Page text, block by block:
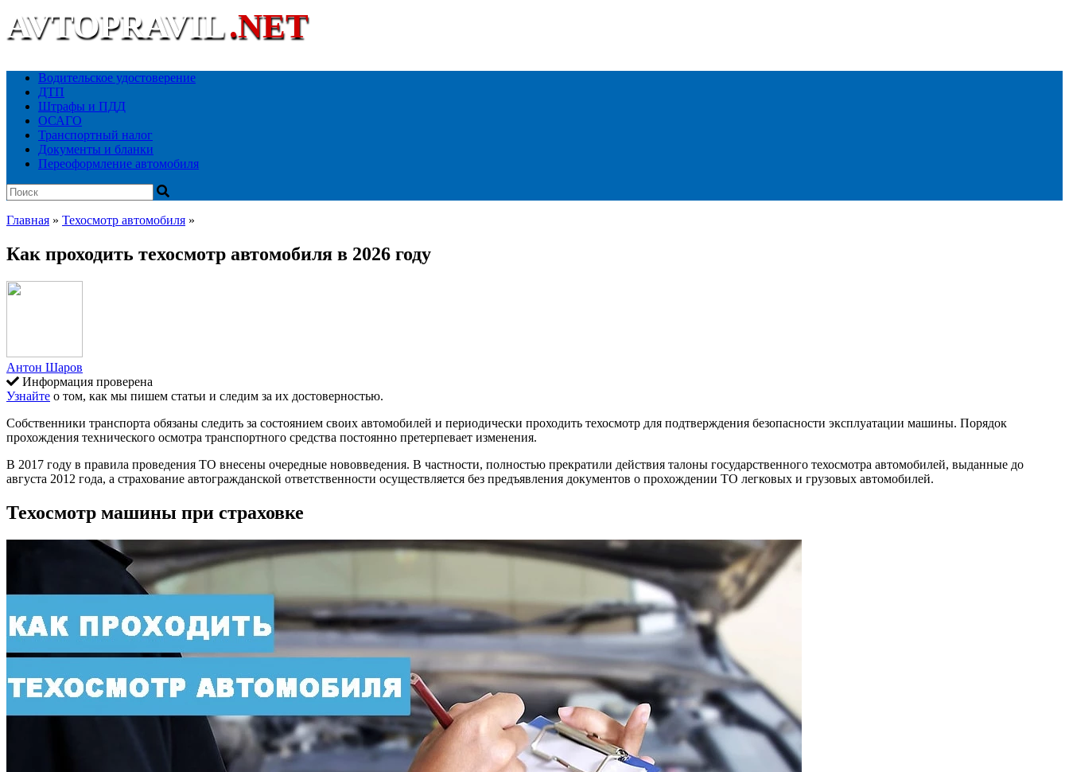
AVTOPRAVIL.NET
Водительское удостоверение
ДТП
Штрафы и ПДД
ОСАГО
Транспортный налог
Документы и бланки
Переоформление автомобиля
Главная » Техосмотр автомобиля »
Как проходить техосмотр автомобиля в 2026 году
Антон Шаров
Информация проверена
Узнайте о том, как мы пишем статьи и следим за их достоверностью.
Собственники транспорта обязаны следить за состоянием своих автомобилей и периодически проходить техосмотр для подтверждения безопасности эксплуатации машины. Порядок
прохождения технического осмотра транспортного средства постоянно претерпевает изменения.
В 2017 году в правила проведения ТО внесены очередные нововведения. В частности, полностью прекратили действия талоны государственного техосмотра автомобилей, выданные до
августа 2012 года, а страхование автогражданской ответственности осуществляется без предъявления документов о прохождении ТО легковых и грузовых автомобилей.
Техосмотр машины при страховке